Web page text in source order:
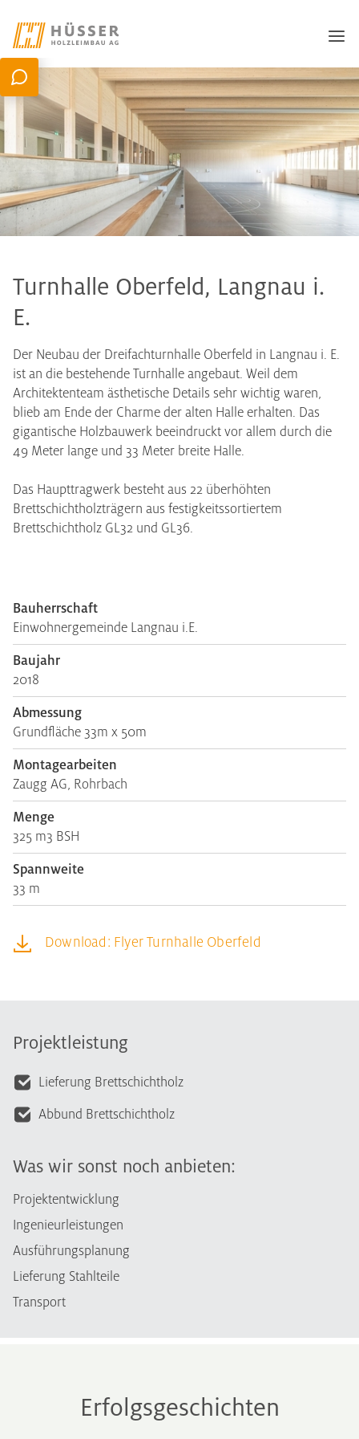
Turnhalle Oberfeld, Langnau i.
E.
Der Neubau der Dreifachturnhalle Oberfeld in Langnau i. E.
ist an die bestehende Turnhalle angebaut. Weil dem
Architektenteam ästhetische Details sehr wichtig waren,
blieb am Ende der Charme der alten Halle erhalten. Das
gigantische Holzbauwerk beeindruckt vor allem durch die
49 Meter lange und 33 Meter breite Halle.
Das Haupttragwerk besteht aus 22 überhöhten
Brettschichtholzträgern aus festigkeitssortiertem
Brettschichtholz GL32 und GL36.
Bauherrschaft
Einwohnergemeinde Langnau i.E.
Baujahr
2018
Abmessung
Grundfläche 33m x 50m
Montagearbeiten
Zaugg AG, Rohrbach
Menge
325 m3 BSH
Spannweite
33 m
Download: Flyer Turnhalle Oberfeld
Projektleistung
Lieferung Brettschichtholz
Abbund Brettschichtholz
Was wir sonst noch anbieten:
Projektentwicklung
Ingenieurleistungen
Ausführungsplanung
Lieferung Stahlteile
Transport
Erfolgsgeschichten